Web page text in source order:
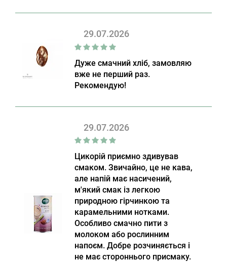
29.07.2026
Дуже смачний хліб, замовляю
вже не перший раз.
Рекомендую!
29.07.2026
Цикорій приємно здивував
смаком. Звичайно, це не кава,
але напій має насичений,
м'який смак із легкою
природною гірчинкою та
карамельними нотками.
Особливо смачно пити з
молоком або рослинним
напоєм. Добре розчиняється і
не має стороннього присмаку.